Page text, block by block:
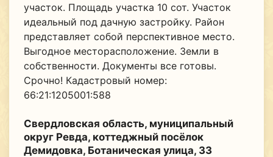
участок. Площадь участка 10 сот. Участок
идеальный под дачную застройку. Район
представляет собой перспективное место.
Выгодное месторасположение. Земли в
собственности. Документы все готовы.
Срочно! Кадастровый номер:
66:21:1205001:588
Свердловская область, муниципальный
округ Ревда, коттеджный посёлок
Демидовка, Ботаническая улица, 33